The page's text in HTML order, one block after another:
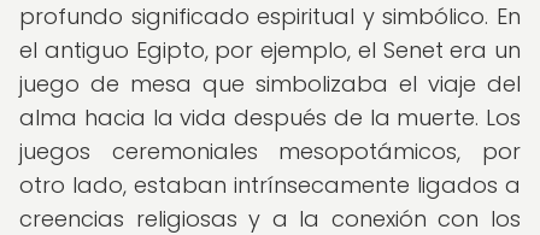
profundo significado espiritual y simbólico. En
el antiguo Egipto, por ejemplo, el Senet era un
juego de mesa que simbolizaba el viaje del
alma hacia la vida después de la muerte. Los
juegos ceremoniales mesopotámicos, por
otro lado, estaban intrínsecamente ligados a
creencias religiosas y a la conexión con los